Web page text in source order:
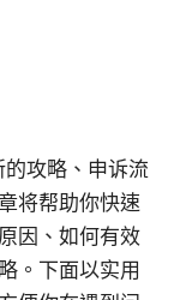
攻略、申诉流
将帮助你快速
因、如何有效
。下面以实用